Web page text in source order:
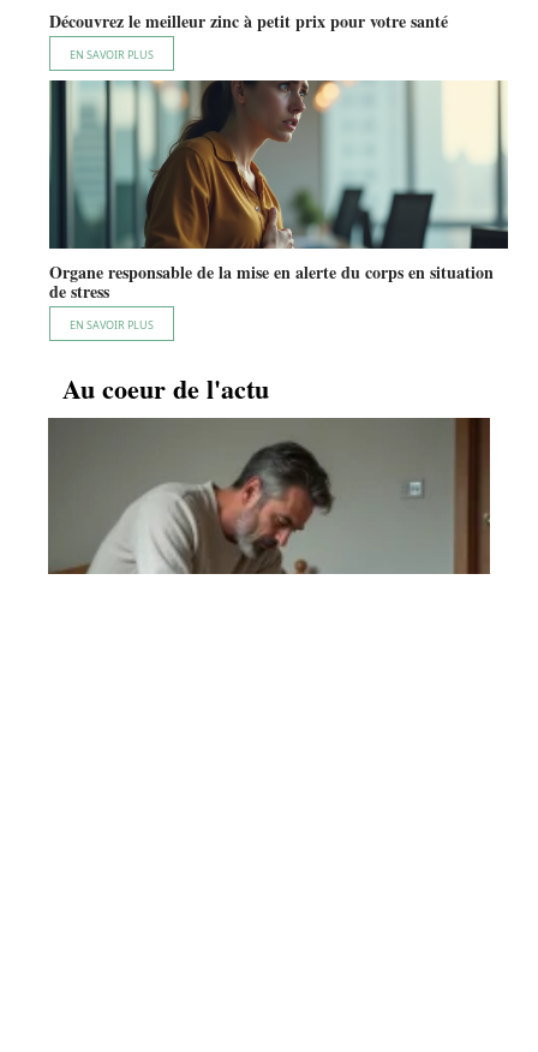
Découvrez le meilleur zinc à petit prix pour votre santé
EN SAVOIR PLUS
Organe responsable de la mise en alerte du corps en situation
de stress
EN SAVOIR PLUS
Au coeur de l'actu